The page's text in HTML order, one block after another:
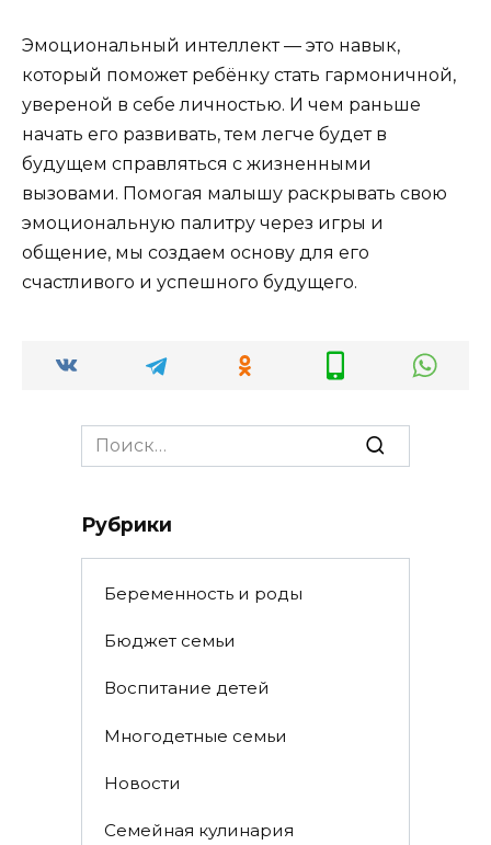
Эмоциональный интеллект — это навык,
который поможет ребёнку стать гармоничной,
увереной в себе личностью. И чем раньше
начать его развивать, тем легче будет в
будущем справляться с жизненными
вызовами. Помогая малышу раскрывать свою
эмоциональную палитру через игры и
общение, мы создаем основу для его
счастливого и успешного будущего.
Search
for:
Рубрики
Беременность и роды
Бюджет семьи
Воспитание детей
Многодетные семьи
Новости
Семейная кулинария